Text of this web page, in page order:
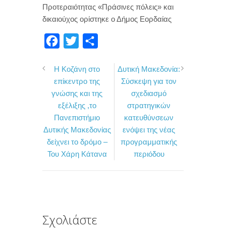
Προτεραιότητας «Πράσινες πόλεις» και
δικαιούχος ορίστηκε ο Δήμος Εορδαίας
c
e
b
o
o
k
i
t
t
e
r
ι
ρ
α
σ
τ
ε
Η Κοζάνη στο
επίκεντρο της
γνώσης και της
εξέλιξης ,το
Πανεπιστήμιο
Δυτικής Μακεδονίας
δείχνει το δρόμο –
Του Χάρη Κάτανα
Δυτική Μακεδονία:
Σύσκεψη για τον
σχεδιασμό
στρατηγικών
κατευθύνσεων
ενόψει της νέας
προγραμματικής
περιόδου
Σχολιάστε